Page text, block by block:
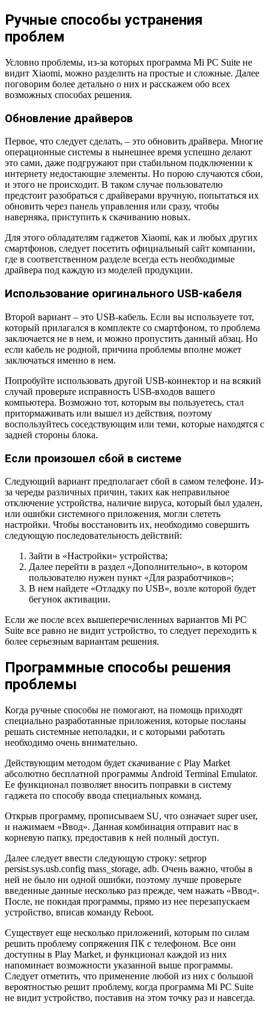
Ручные способы устранения
проблем
Условно проблемы, из-за которых программа Mi PC Suite не
видит Xiaomi, можно разделить на простые и сложные. Далее
поговорим более детально о них и расскажем обо всех
возможных способах решения.
Обновление драйверов
Первое, что следует сделать, – это обновить драйвера. Многие
операционные системы в нынешнее время успешно делают
это сами, даже подгружают при стабильном подключении к
интернету недостающие элементы. Но порою случаются сбои,
и этого не происходит. В таком случае пользователю
предстоит разобраться с драйверами вручную, попытаться их
обновить через панель управления или сразу, чтобы
наверняка, приступить к скачиванию новых.
Для этого обладателям гаджетов Xiaomi, как и любых других
смартфонов, следует посетить официальный сайт компании,
где в соответственном разделе всегда есть необходимые
драйвера под каждую из моделей продукции.
Использование оригинального USB-кабеля
Второй вариант – это USB-кабель. Если вы используете тот,
который прилагался в комплекте со смартфоном, то проблема
заключается не в нем, и можно пропустить данный абзац. Но
если кабель не родной, причина проблемы вполне может
заключаться именно в нем.
Попробуйте использовать другой USB-коннектор и на всякий
случай проверьте исправность USB-входов вашего
компьютера. Возможно тот, которым вы пользуетесь, стал
притормаживать или вышел из действия, поэтому
воспользуйтесь соседствующим или теми, которые находятся с
задней стороны блока.
Если произошел сбой в системе
Следующий вариант предполагает сбой в самом телефоне. Из-
за череды различных причин, таких как неправильное
отключение устройства, наличие вируса, который был удален,
или ошибки системного приложения, могли слететь
настройки. Чтобы восстановить их, необходимо совершить
следующую последовательность действий:
Зайти в «Настройки» устройства;
Далее перейти в раздел «Дополнительно», в котором
пользователю нужен пункт «Для разработчиков»;
В нем найдете «Отладку по USB», возле которой будет
бегунок активации.
Если же после всех вышеперечисленных вариантов Mi PC
Suite все равно не видит устройство, то следует переходить к
более серьезным вариантам решения.
Программные способы решения
проблемы
Когда ручные способы не помогают, на помощь приходят
специально разработанные приложения, которые посланы
решать системные неполадки, и с которыми работать
необходимо очень внимательно.
Действующим методом будет скачивание с Play Market
абсолютно бесплатной программы Android Terminal Emulator.
Ее функционал позволяет вносить поправки в систему
гаджета по способу ввода специальных команд.
Открыв программу, прописываем SU, что означает super user,
и нажимаем «Ввод». Данная комбинация отправит нас в
корневую папку, предоставив к ней полный доступ.
Далее следует ввести следующую строку: setprop
persist.sys.usb.config mass_storage, adb. Очень важно, чтобы в
ней не было ни одной ошибки, поэтому лучше проверьте
введенные данные несколько раз прежде, чем нажать «Ввод».
После, не покидая программы, прямо из нее перезапускаем
устройство, вписав команду Reboot.
Существует еще несколько приложений, которым по силам
решить проблему сопряжения ПК с телефоном. Все они
доступны в Play Market, и функционал каждой из них
напоминает возможности указанной выше программы.
Следует отметить, что применение любой из них с большой
вероятностью решит проблему, когда программа Mi PC Suite
не видит устройство, поставив на этом точку раз и навсегда.